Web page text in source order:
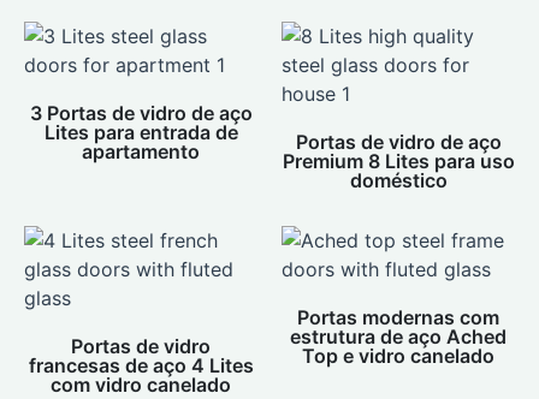
3 Portas de vidro de aço
Lites para entrada de
apartamento
Portas de vidro de aço
Premium 8 Lites para uso
doméstico
Portas de vidro
francesas de aço 4 Lites
com vidro canelado
Portas modernas com
estrutura de aço Ached
Top e vidro canelado